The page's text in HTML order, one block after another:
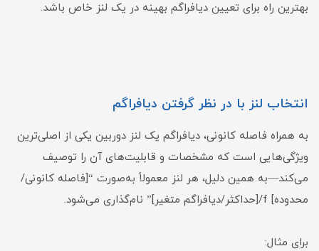
بهترین راه برای تعیین دیافراگم بهینه در یک لنز خاص باشد.
انتخاب لنز با در نظر گرفتن دیافراگم
به همراه فاصله کانونی، دیافراگم یک لنز دوربین یکی از اصلی‌ترین
ویژگی‌هایی است که مشخصات و قابلیت‌های آن را توصیف
می‌کند—به همین دلیل، هر لنز معمولاً به‌صورت “[فاصله کانونی/
محدوده] f/[حداکثر/دیافراگم متغیر]” نام‌گذاری می‌شود.
برای مثال: